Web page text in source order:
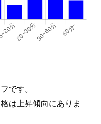
です。
は上昇傾向にありま